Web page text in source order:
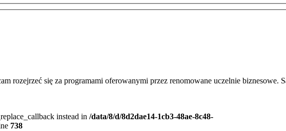
rozejrzeć się za programami oferowanymi przez renomowane uczelnie biznesowe.
instead in /data/8/d/8d2dae14-1cb3-48ae-8c48-
738